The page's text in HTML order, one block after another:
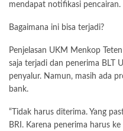
mendapat notifikasi pencairan.
Bagaimana ini bisa terjadi?
Penjelasan UKM Menkop
saja terjadi dan penerima BLT
penyalur. Namun, masih ada
bank.
“Tidak harus diterima. Yang
BRI. Karena penerima harus